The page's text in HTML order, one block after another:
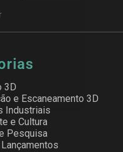
3D
e Escaneamento 3D
Industriais
e Cultura
Pesquisa